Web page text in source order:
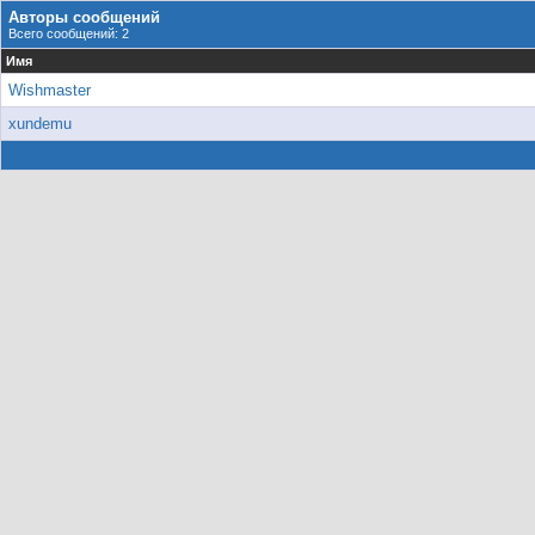
Авторы сообщений
Всего сообщений: 2
Имя
Wishmaster
xundemu